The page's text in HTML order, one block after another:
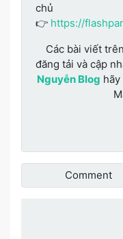
chủ
👉 https://
Các bài viết
đăng tải và cập
Nguyễn Blog
Comment
Đánh